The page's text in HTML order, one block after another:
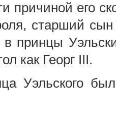
причиной его
старший
принцы
как Георг III.
Уэльского